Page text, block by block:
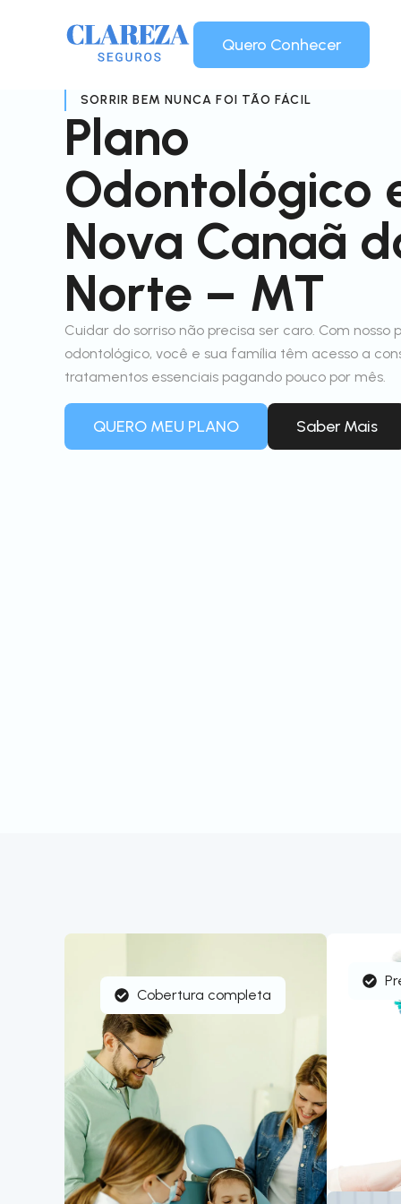
Quero Conhecer
SORRIR BEM NUNCA FOI TÃO FÁCIL
Plano
Odontológico
Nova Canaã
Norte – MT
Cuidar do sorriso não precisa ser caro. Com nosso
odontológico, você e sua família têm acesso a
tratamentos essenciais pagando pouco por mês.
QUERO MEU PLANO Saber Mais
Cobertura completa